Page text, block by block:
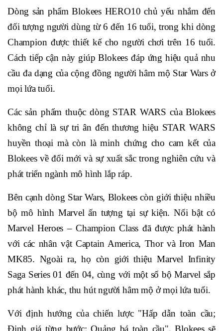
Dòng sản phẩm Blokees HERO10 chủ yếu nhắm đến
đối tượng người dùng từ 6 đến 16 tuổi, trong khi dòng
Champion được thiết kế cho người chơi trên 16 tuổi.
Cách tiếp cận này giúp Blokees đáp ứng hiệu quả nhu
cầu đa dạng của cộng đồng người hâm mộ Star Wars ở
mọi lứa tuổi.
Các sản phẩm thuộc dòng STAR WARS của Blokees
không chỉ là sự tri ân đến thương hiệu STAR WARS
huyền thoại mà còn là minh chứng cho cam kết của
Blokees về đổi mới và sự xuất sắc trong nghiên cứu và
phát triển ngành mô hình lắp ráp.
Bên cạnh dòng Star Wars, Blokees còn giới thiệu nhiều
bộ mô hình Marvel ấn tượng tại sự kiện. Nổi bật có
Marvel Heroes – Champion Class đã được phát hành
với các nhân vật Captain America, Thor và Iron Man
MK85. Ngoài ra, họ còn giới thiệu Marvel Infinity
Saga Series 01 đến 04, cùng với một số bộ Marvel sắp
phát hành khác, thu hút người hâm mộ ở mọi lứa tuổi.
Với định hướng của chiến lược "Hấp dẫn toàn cầu;
Định giá từng bước; Quảng bá toàn cầu", Blokees sẽ